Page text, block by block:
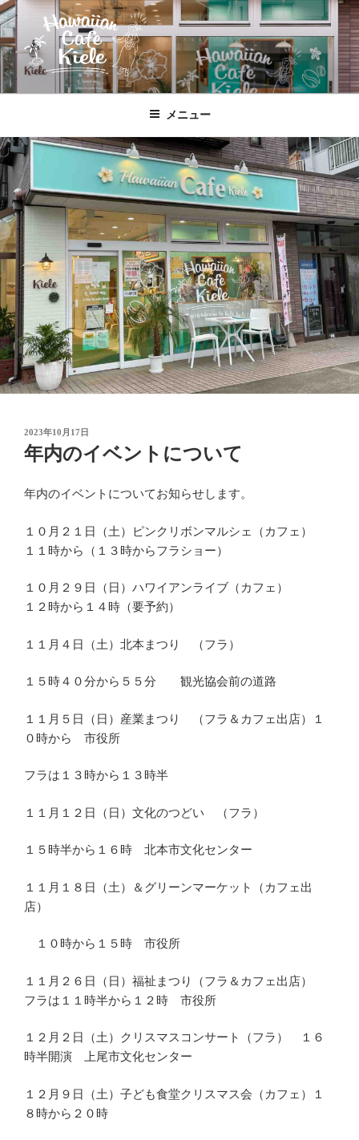
コ
ン
テ
ン
ツ
キ
ッ
プ
HAWAIIAN CAFE KIELE
北本駅東口、徒歩２分のハワイ!!
メニュー
投
稿
日:
2023年10月17日
年内のイベントについて
年内のイベントについてお知らせします。
１０月２１日（土）ピンクリボンマルシェ（カフェ）
１１時から（１３時からフラショー）
１０月２９日（日）ハワイアンライブ（カフェ）
１２時から１４時（要予約）
１１月４日（土）北本まつり （フラ）
１５時４０分から５５分 観光協会前の道路
１１月５日（日）産業まつり （フラ＆カフェ出店）１
０時から 市役所
フラは１３時から１３時半
１１月１２日（日）文化のつどい （フラ）
１５時半から１６時 北本市文化センター
１１月１８日（土）＆グリーンマーケット（カフェ出
店）
１０時から１５時 市役所
１１月２６日（日）福祉まつり（フラ＆カフェ出店）
フラは１１時半から１２時 市役所
１２月２日（土）クリスマスコンサート（フラ） １６
時半開演 上尾市文化センター
１２月９日（土）子ども食堂クリスマス会（カフェ）１
８時から２０時